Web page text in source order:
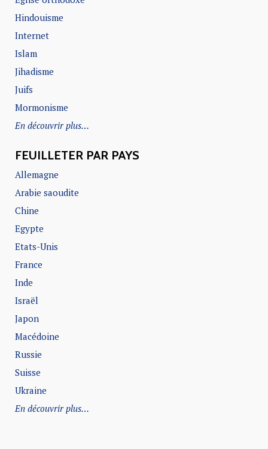
Hindouisme
Internet
Islam
Jihadisme
Juifs
Mormonisme
En découvrir plus…
FEUILLETER PAR PAYS
Allemagne
Arabie saoudite
Chine
Egypte
Etats-Unis
France
Inde
Israël
Japon
Macédoine
Russie
Suisse
Ukraine
En découvrir plus…